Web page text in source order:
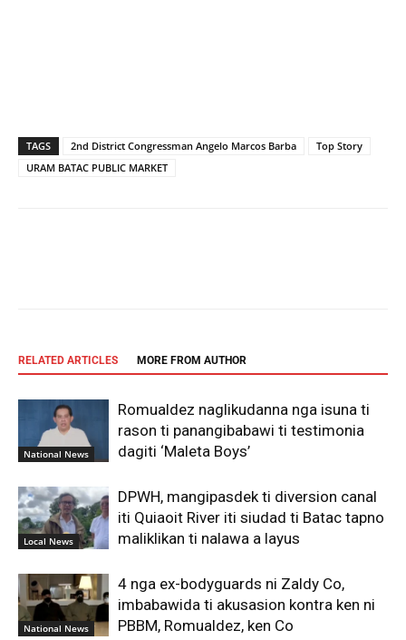
TAGS 2nd District Congressman Angelo Marcos Barba
Top Story
URAM BATAC PUBLIC MARKET
RELATED ARTICLES MORE FROM AUTHOR
National News
Romualdez naglikudanna nga isuna ti
rason ti panangibabawi ti testimonia
dagiti ‘Maleta Boys’
Local News
DPWH, mangipasdek ti diversion canal
iti Quiaoit River iti siudad ti Batac tapno
maliklikan ti nalawa a layus
National News
4 nga ex-bodyguards ni Zaldy Co,
imbabawida ti akusasion kontra ken ni
PBBM, Romualdez, ken Co